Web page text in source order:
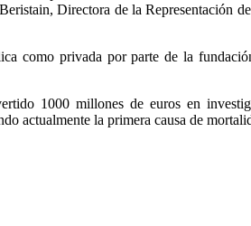
Directora de la Representación
como privada por parte de la
1000 millones de euros en
actualmente la primera causa de